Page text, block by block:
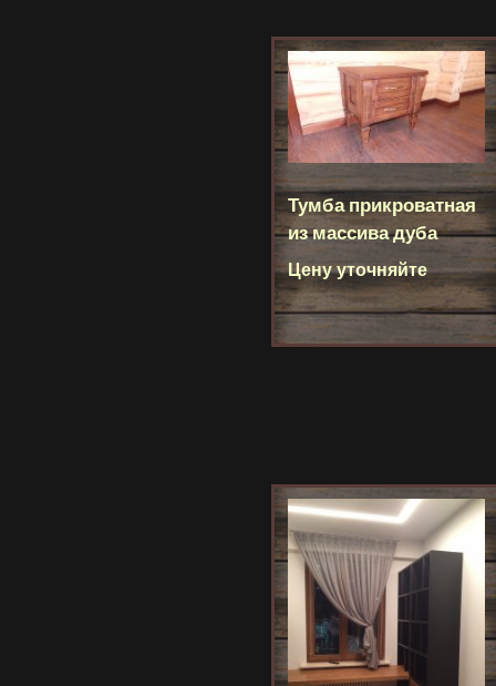
Тумба прикроватная
из массива дуба
Цену уточняйте